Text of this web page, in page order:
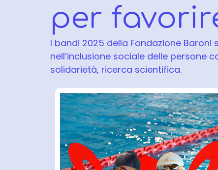
per
I bandi 2025 della Fondazione
nell’inclusione sociale delle persone
solidarietà, ricerca scientifica.